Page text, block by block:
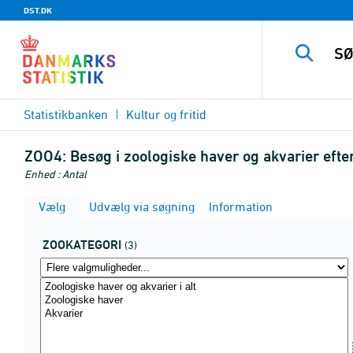
DST.DK
Statistikbanken Kultur og fritid
ZOO4: Besøg i zoologiske haver og akvarier
Enhed : Antal
Vælg Udvælg via søgning Information
ZOOKATEGORI (3)